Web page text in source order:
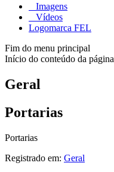
Imagens
Vídeos
Logomarca FEL
Fim do menu principal
Início do conteúdo da página
Geral
Portarias
Portarias
Registrado em: Geral